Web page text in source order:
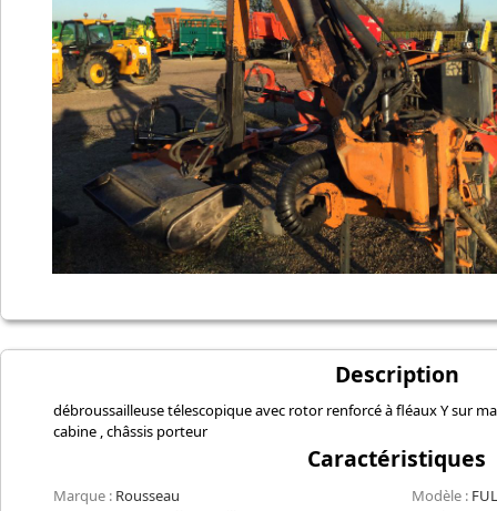
Description
débroussailleuse télescopique avec rotor renforcé à fléaux Y sur
cabine , châssis porteur
Caractéristiques
Marque : Rousseau Modèle :